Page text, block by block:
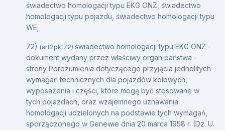
świadectwo homologacji typu EKG ONZ, świadectwo
homologacji typu pojazdu, świadectwo homologacji typu
WE;
72) (art2pkt72) świadectwo homologacji typu EKG ONZ -
dokument wydany przez właściwy organ państwa -
strony Porozumienia dotyczącego przyjęcia jednolitych
wymagań technicznych dla pojazdów kołowych,
wyposażenia i części, które mogą być stosowane w
tych pojazdach, oraz wzajemnego uznawania
homologacji udzielonych na podstawie tych wymagań,
sporządzonego w Genewie dnia 20 marca 1958 r. (Dz. U.